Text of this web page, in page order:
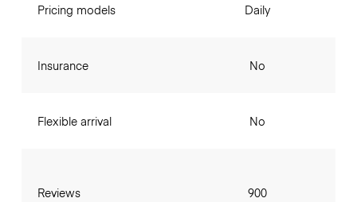
Pricing models
Insurance
Flexible arrival
Reviews
Daily
No
No
900